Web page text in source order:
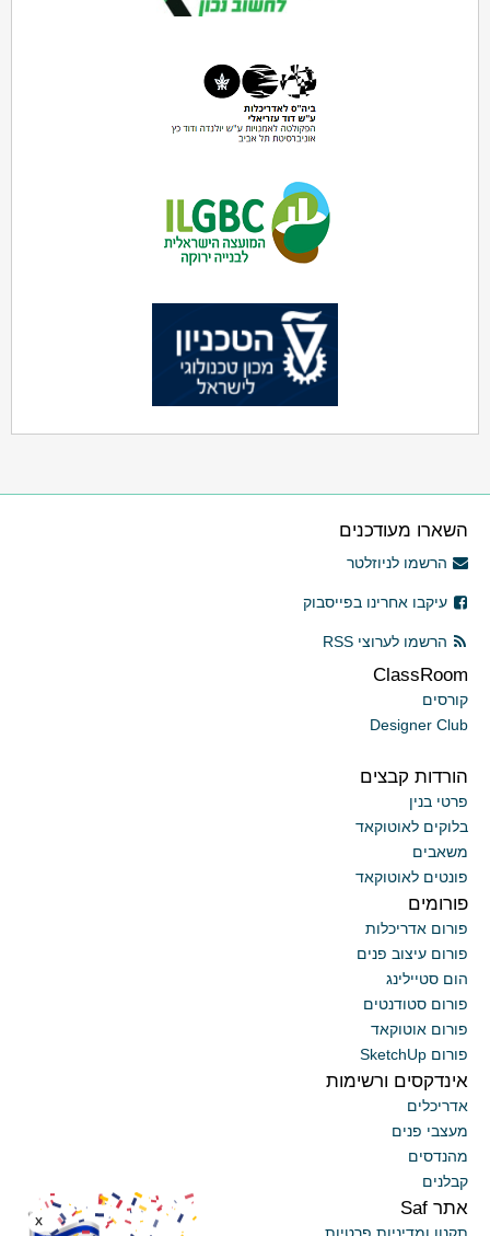
השארו מעודכנים
הרשמו לניוזלטר
עיקבו אחרינו בפייסבוק
הרשמו לערוצי RSS
ClassRoom
קורסים
Designer Club
הורדות קבצים
פרטי בנין
בלוקים לאוטוקאד
משאבים
פונטים לאוטוקאד
פורומים
פורום אדריכלות
פורום עיצוב פנים
הום סטיילינג
פורום סטודנטים
פורום אוטוקאד
פורום SketchUp
אינדקסים ורשימות
אדריכלים
מעצבי פנים
מהנדסים
קבלנים
אתר Saf x